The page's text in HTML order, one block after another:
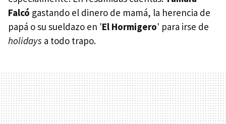
Falcó gastando el dinero de mamá, la herencia de
papá o su sueldazo en 'El Hormigero' para irse de
holidays a todo trapo.